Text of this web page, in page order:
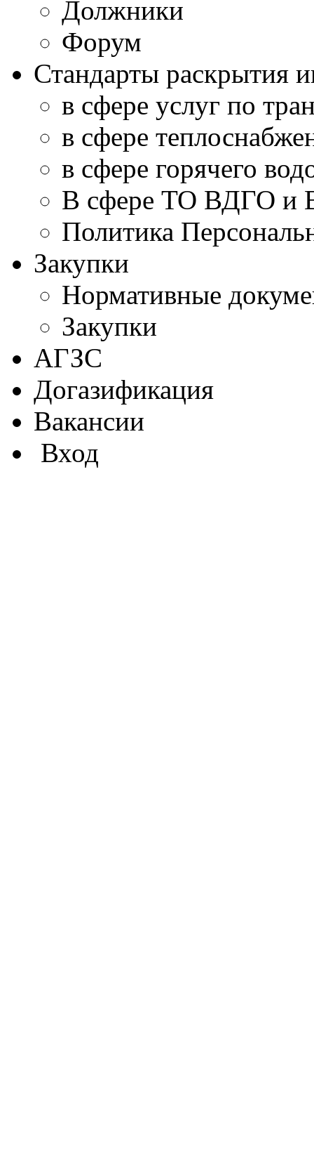
Должники
Форум
Стандарты раскрытия
в сфере услуг по
в сфере
в сфере горячего
В сфере ТО ВДГО и
Политика
Закупки
Нормативные
Закупки
АГЗС
Догазификация
Вакансии
Вход